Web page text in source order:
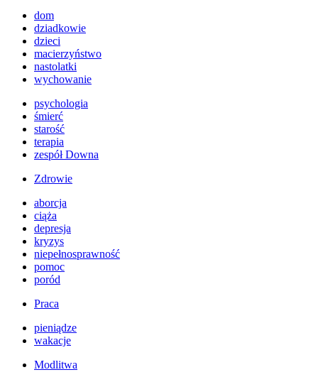
dom
dziadkowie
dzieci
macierzyństwo
nastolatki
wychowanie
psychologia
śmierć
starość
terapia
zespół Downa
Zdrowie
aborcja
ciąża
depresja
kryzys
niepełnosprawność
pomoc
poród
Praca
pieniądze
wakacje
Modlitwa